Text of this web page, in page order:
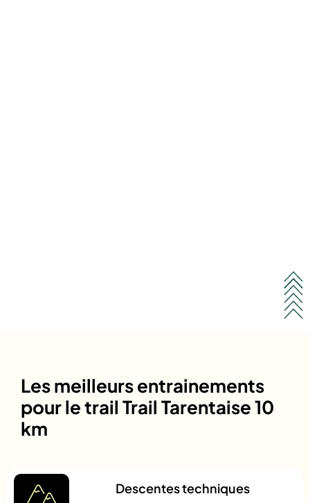
Les meilleurs entrainements
pour le trail Trail Tarentaise 10
km
Descentes techniques